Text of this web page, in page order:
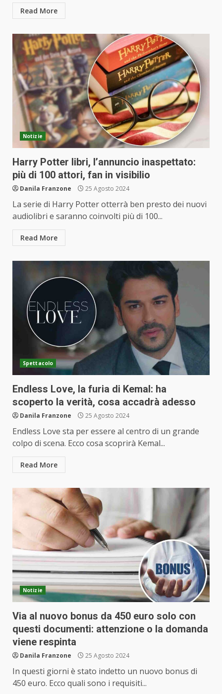
Read More
Notizie
Harry Potter libri, l’annuncio inaspettato:
più di 100 attori, fan in visibilio
Danila Franzone 25 Agosto 2024
La serie di Harry Potter otterrà ben presto dei nuovi
audiolibri e saranno coinvolti più di 100...
Read More
Spettacolo
Endless Love, la furia di Kemal: ha
scoperto la verità, cosa accadrà adesso
Danila Franzone 25 Agosto 2024
Endless Love sta per essere al centro di un grande
colpo di scena. Ecco cosa scoprirà Kemal...
Read More
Notizie
Via al nuovo bonus da 450 euro solo con
questi documenti: attenzione o la domanda
viene respinta
Danila Franzone 25 Agosto 2024
In questi giorni è stato indetto un nuovo bonus di
450 euro. Ecco quali sono i requisiti...